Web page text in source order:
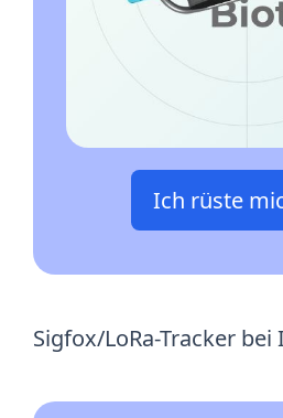
Ich rüste
Sigfox/LoRa-Tracker bei